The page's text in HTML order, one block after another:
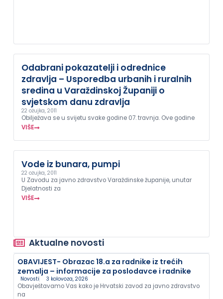
Odabrani pokazatelji i odrednice
zdravlja – Usporedba urbanih i ruralnih
sredina u Varaždinskoj Županiji o
svjetskom danu zdravlja
22 ožujka, 2011
Obilježava se u svijetu svake godine 07. travnja. Ove godine
VIŠE
Vode iz bunara, pumpi
22 ožujka, 2011
U Zavodu za javno zdravstvo Varaždinske županije, unutar
Djelatnosti za
VIŠE
Aktualne novosti
OBAVIJEST- Obrazac 18.a za radnike iz trećih
zemalja – informacije za poslodavce i radnike
Novosti 3 kolovoza, 2026
Obavještavamo Vas kako je Hrvatski zavod za javno zdravstvo
na